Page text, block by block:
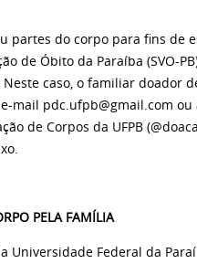
partes do corpo para fins de
de Óbito da Paraíba (SVO-
caso, o familiar doador
mail pdc.ufpb@gmail.com ou
de Corpos da UFPB
PELA FAMÍLIA
Federal da